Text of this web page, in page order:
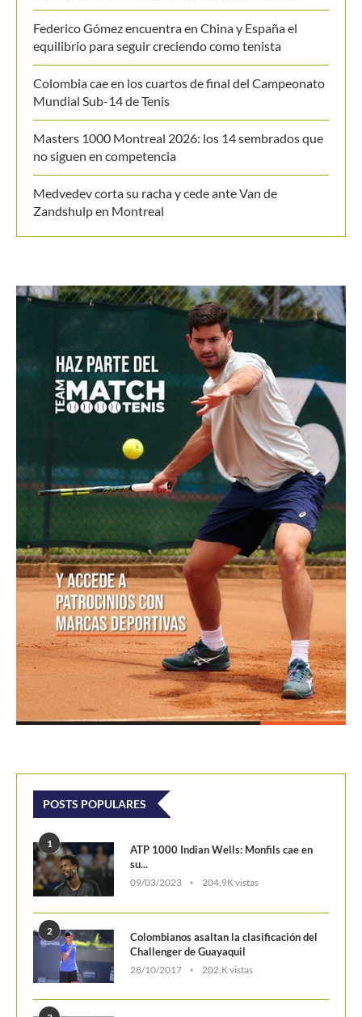
Federico Gómez encuentra en China y España el
equilibrio para seguir creciendo como tenista
Colombia cae en los cuartos de final del Campeonato
Mundial Sub-14 de Tenis
Masters 1000 Montreal 2026: los 14 sembrados que
no siguen en competencia
Medvedev corta su racha y cede ante Van de
Zandshulp en Montreal
POSTS POPULARES
1
ATP 1000 Indian Wells: Monfils cae en
su...
09/03/2023 204,9K vistas
2
Colombianos asaltan la clasificación del
Challenger de Guayaquil
28/10/2017 202,K vistas